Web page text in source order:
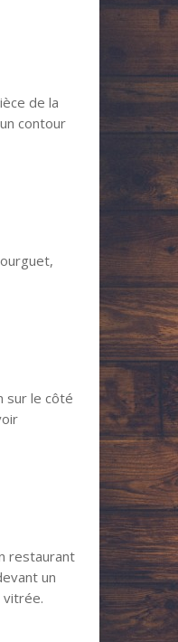
de la
contour
sur le côté
restaurant
un
vitrée.